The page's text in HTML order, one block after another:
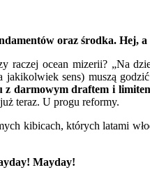
oraz środka. Hej, a
ocean mizerii? „Na
jakikolwiek sens) muszą
z darmowym draftem i
teraz. U progu reformy.
których latami
Mayday!